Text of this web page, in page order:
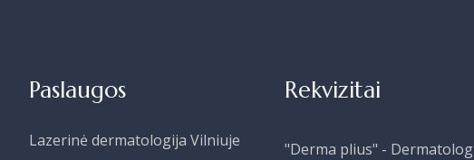
Paslaugos
Lazerinė dermatologija Vilniuje
Rekvizitai
"Derma plius" -